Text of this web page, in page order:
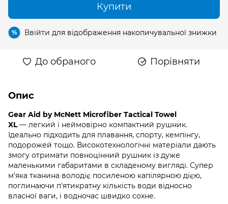
Купити
% Ввійти для відображення накопичувальної знижки
До обраного Порівняти
Опис
Gear Aid by McNett Microfiber Tactical Towel
XL— легкий і неймовірно компактний рушник.
Ідеально підходить для плавання, спорту, кемпінгу,
подорожей тощо. Високотехнологічні матеріали дають
змогу отримати повноцінний рушник із дуже
маленькими габаритами в складеному вигляді. Супер
м'яка тканина володіє посиленою капілярною дією,
поглинаючи п'ятикратну кількість води відносно
власної ваги, і водночас швидко сохне.